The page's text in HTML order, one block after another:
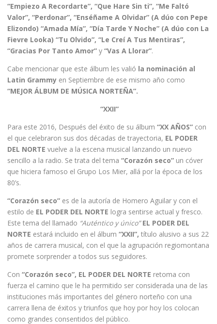
“Empiezo A Recordarte”, “Que Hare Sin ti”, “Me Faltó
Valor”, “Perdonar”, “Enséñame A Olvidar” (A dúo con Pepe
Elizondo) “Amada Mía”, “Día Tarde Y Noche” (A dúo con La
Fievre Looka) “Tu Olvido”, “Le Creí A Tus Mentiras”,
“Gracias Por Tanto Amor” y “Vas A Llorar”.
Cabe mencionar que este álbum les valió la nominación al
Latin Grammy en Septiembre de ese mismo año como
“MEJOR ÁLBUM DE MÚSICA NORTEÑA”.
“XXII”
Para este 2016, Después del éxito de su álbum “XX AÑOS” con
el que celebraron sus dos décadas de trayectoria, EL PODER
DEL NORTE vuelve a la escena musical lanzando un nuevo
sencillo a la radio. Se trata del tema “Corazón seco” un cóver
que hiciera famoso el Grupo Los Mier, allá por la época de los
80’s.
“Corazón seco” es de la autoría de Homero Aguilar y con el
estilo de EL PODER DEL NORTE logra sentirse actual y fresco.
Este tema del llamado “Auténtico y único” EL PODER DEL
NORTE estará incluido en el álbum “XXII”, título alusivo a sus 22
años de carrera musical, con el que la agrupación regiomontana
promete sorprender a todos sus seguidores.
Con “Corazón seco”, EL PODER DEL NORTE retoma con
fuerza el camino que le ha permitido ser considerada una de las
instituciones más importantes del género norteño con una
carrera llena de éxitos y triunfos que hoy por hoy los colocan
como grandes consentidos del público.